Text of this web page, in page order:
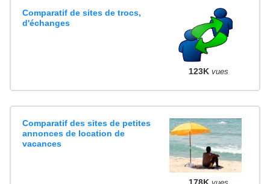
Comparatif de sites de trocs,
d'échanges
123K vues
Comparatif des sites de petites
annonces de location de
vacances
178K